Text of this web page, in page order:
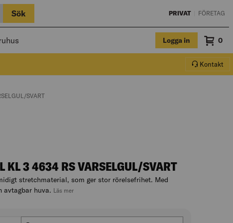
Sök PRIVAT FÖRETAG
Logga in 0
Kontakt
SVART
KL 3 4634 RS VARSELGUL/SVART
stretchmaterial, som ger stor rörelsefrihet. Med
avtagbar huva. Läs mer